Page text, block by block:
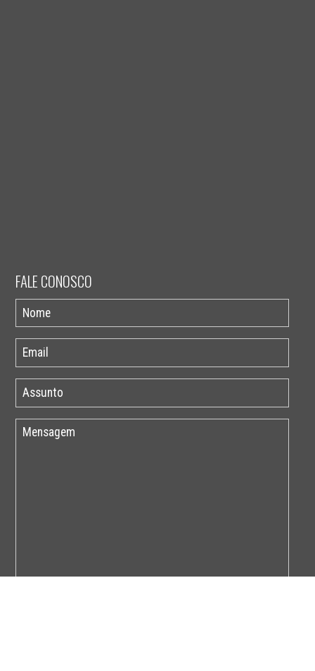
FALE CONOSCO